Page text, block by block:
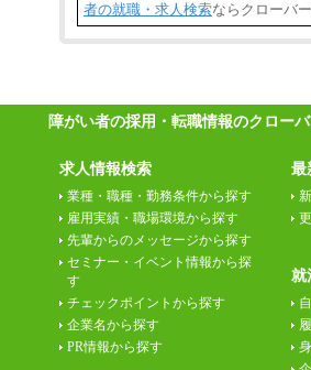
者の就職・求人検索ならクローバー
障がい者の採用・転職情報のクロー
求人情報検索
業種・職種・勤務条件から探す
雇用実績・職場環境から探す
先輩からのメッセージから探す
セミナー・イベント情報から探
す
チェックポイントから探す
企業名から探す
PR情報から探す
最
就